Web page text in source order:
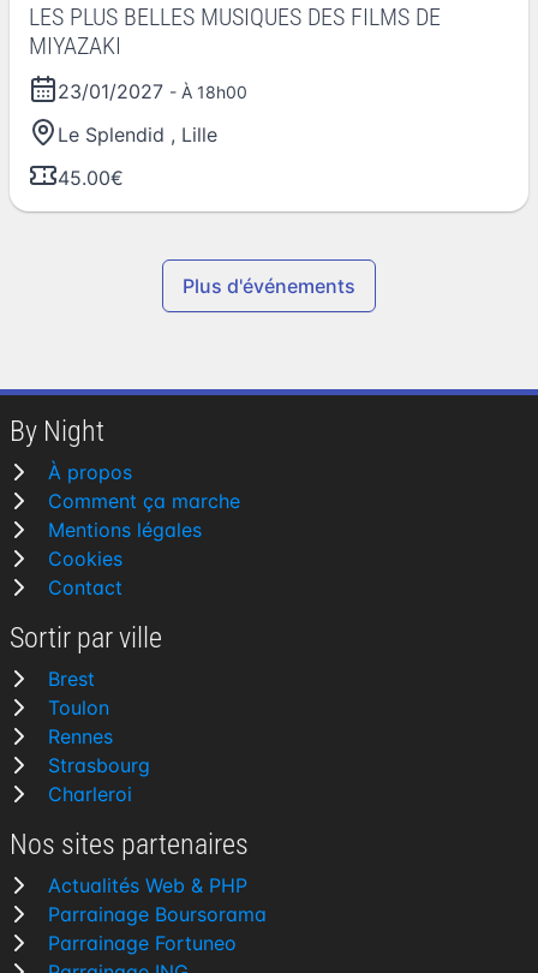
LES PLUS BELLES MUSIQUES DES FILMS DE
MIYAZAKI
23/01/2027 - À 18h00
Le Splendid , Lille
45.00€
Plus d'événements
By Night
À propos
Comment ça marche
Mentions légales
Cookies
Contact
Sortir par ville
Brest
Toulon
Rennes
Strasbourg
Charleroi
Nos sites partenaires
Actualités Web & PHP
Parrainage Boursorama
Parrainage Fortuneo